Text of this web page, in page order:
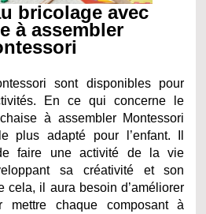
bricolage avec
à assembler
sont disponibles pour
En ce qui concerne le
à assembler Montessori
plus adapté pour l’enfant. Il
faire une activité de la vie
sa créativité et son
cela, il aura besoin d’améliorer
mettre chaque composant à